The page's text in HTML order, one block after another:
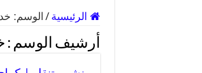
الرئيسية / الوسم:
أرشيف الوسم :